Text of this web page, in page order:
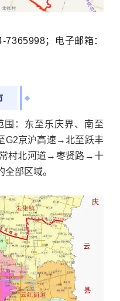
7365998；电子邮箱：
：东至乐庆界、南至
G2京沪高速→北至跃丰
村北河道→枣贤路→十
部区域。